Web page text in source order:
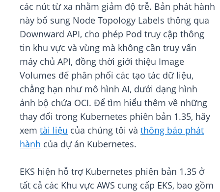
các nút từ xa nhằm giảm độ trễ. Bản phát hành
này bổ sung Node Topology Labels thông qua
Downward API, cho phép Pod truy cập thông
tin khu vực và vùng mà không cần truy vấn
máy chủ API, đồng thời giới thiệu Image
Volumes để phân phối các tạo tác dữ liệu,
chẳng hạn như mô hình AI, dưới dạng hình
ảnh bộ chứa OCI. Để tìm hiểu thêm về những
thay đổi trong Kubernetes phiên bản 1.35, hãy
xem tài liệu của chúng tôi và thông báo phát
hành của dự án Kubernetes.
EKS hiện hỗ trợ Kubernetes phiên bản 1.35 ở
tất cả các Khu vực AWS cung cấp EKS, bao gồm